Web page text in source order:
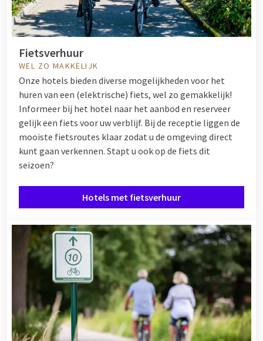
Fietsverhuur
WEL ZO MAKKELIJK
Onze hotels bieden diverse mogelijkheden voor het
huren van een (elektrische) fiets, wel zo gemakkelijk!
Informeer bij het hotel naar het aanbod en reserveer
gelijk een fiets voor uw verblijf. Bij de receptie liggen de
mooiste fietsroutes klaar zodat u de omgeving direct
kunt gaan verkennen. Stapt u ook op de fiets dit
seizoen?
Hotels met fietsverhuur